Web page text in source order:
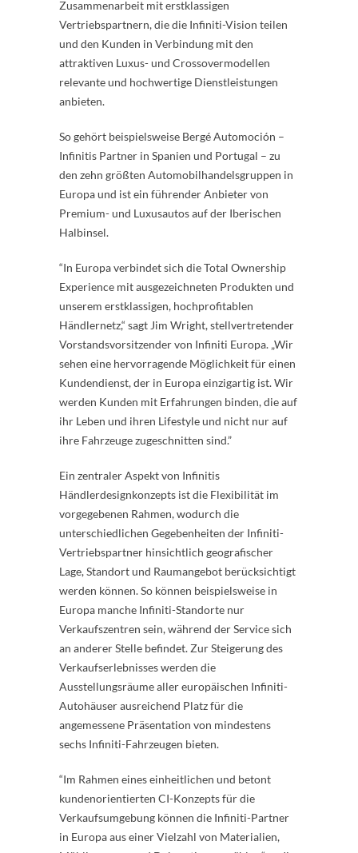
Zusammenarbeit mit erstklassigen
Vertriebspartnern, die die Infiniti-Vision teilen
und den Kunden in Verbindung mit den
attraktiven Luxus- und Crossovermodellen
relevante und hochwertige Dienstleistungen
anbieten.
So gehört beispielsweise Bergé Automoción –
Infinitis Partner in Spanien und Portugal – zu
den zehn größten Automobilhandelsgruppen in
Europa und ist ein führender Anbieter von
Premium- und Luxusautos auf der Iberischen
Halbinsel.
“In Europa verbindet sich die Total Ownership
Experience mit ausgezeichneten Produkten und
unserem erstklassigen, hochprofitablen
Händlernetz,“ sagt Jim Wright, stellvertretender
Vorstandsvorsitzender von Infiniti Europa. „Wir
sehen eine hervorragende Möglichkeit für einen
Kundendienst, der in Europa einzigartig ist. Wir
werden Kunden mit Erfahrungen binden, die auf
ihr Leben und ihren Lifestyle und nicht nur auf
ihre Fahrzeuge zugeschnitten sind.”
Ein zentraler Aspekt von Infinitis
Händlerdesignkonzepts ist die Flexibilität im
vorgegebenen Rahmen, wodurch die
unterschiedlichen Gegebenheiten der Infiniti-
Vertriebspartner hinsichtlich geografischer
Lage, Standort und Raumangebot berücksichtigt
werden können. So können beispielsweise in
Europa manche Infiniti-Standorte nur
Verkaufszentren sein, während der Service sich
an anderer Stelle befindet. Zur Steigerung des
Verkaufserlebnisses werden die
Ausstellungsräume aller europäischen Infiniti-
Autohäuser ausreichend Platz für die
angemessene Präsentation von mindestens
sechs Infiniti-Fahrzeugen bieten.
“Im Rahmen eines einheitlichen und betont
kundenorientierten CI-Konzepts für die
Verkaufsumgebung können die Infiniti-Partner
in Europa aus einer Vielzahl von Materialien,